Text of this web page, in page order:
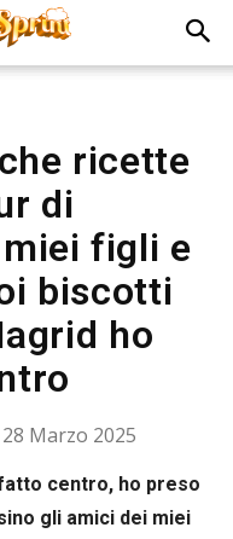
ricette
di
figli e
biscotti
ho
28 Marzo 2025
centro, ho preso
gli amici dei miei